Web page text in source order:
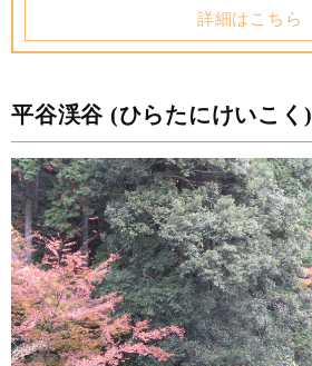
詳細はこちら
平谷渓谷 (ひらたにけいこく)